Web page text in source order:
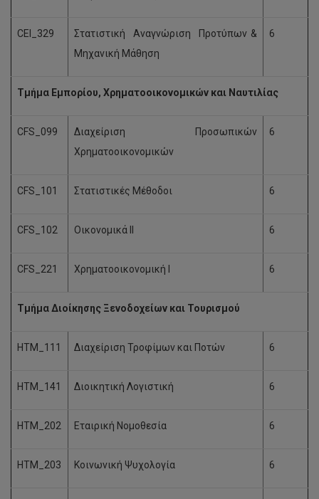
CEI_329
Στατιστική Αναγνώριση Προτύπων &
Μηχανική Μάθηση
6
Τμήμα Εμπορίου, Χρηματοοικονομικών και Ναυτιλίας
CFS_099
Διαχείριση Προσωπικών
Χρηματοοικονομικών
6
CFS_101 Στατιστικές Μέθοδοι 6
CFS_102 Οικονομικά ΙΙ 6
CFS_221 Χρηματοοικονομική I 6
Τμήμα Διοίκησης Ξενοδοχείων και Τουρισμού
HTM_111 Διαχείριση Τροφίμων και Ποτών 6
HTM_141 Διοικητική Λογιστική 6
HTM_202 Εταιρική Νομοθεσία 6
HTM_203 Κοινωνική Ψυχολογία 6